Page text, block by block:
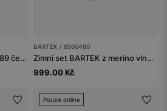
Bílá sada BARTEK 85605-89 čepice s reflexním bambulí a nákrčník
BARTEK / 8560480
Zimní set BARTEK z merino vlny 85604-80, čepice + nákrčník
999.00 Kč
Pouze online